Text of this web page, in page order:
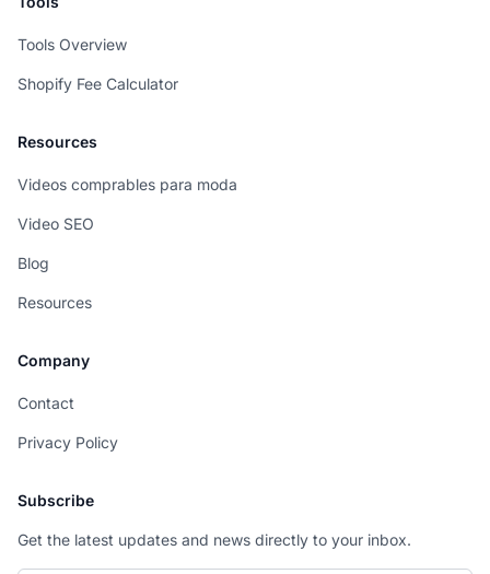
Tools Overview
Shopify Fee Calculator
Resources
Videos comprables para moda
Video SEO
Blog
Resources
Company
Contact
Privacy Policy
Subscribe
Get the latest updates and news directly to your inbox.